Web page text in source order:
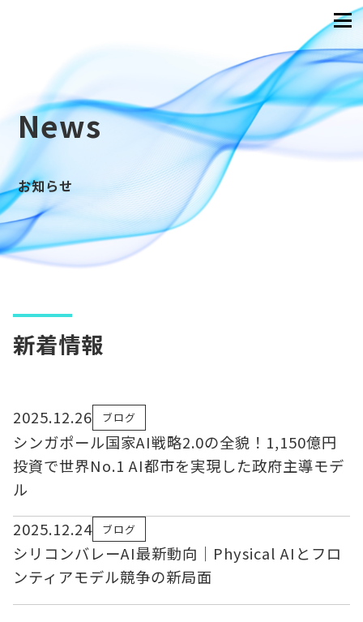
News
お知らせ
新着情報
2025.12.26 ブログ
シンガポール国家AI戦略2.0の全貌！1,150億円
投資で世界No.1 AI都市を実現した政府主導モデ
ル
2025.12.24
ブログ
シリコンバレーAI最新動向｜Physical AIとフロ
ンティアモデル競争の新局面